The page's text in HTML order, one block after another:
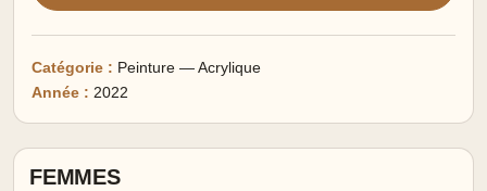
Catégorie : Peinture — Acrylique
Année : 2022
FEMMES